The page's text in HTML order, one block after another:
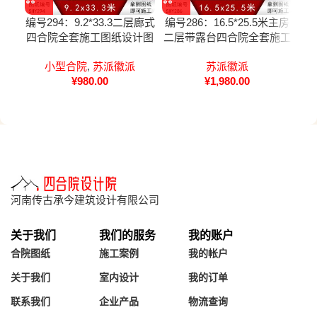
编号294：9.2*33.3二层廊式
四合院全套施工图纸设计图
小型合院, 苏派徽派
¥980.00
编号286：16.5*25.5米主房
二层带露台四合院全套施工
苏派徽派
¥1,980.00
河南传古承今建筑设计有限公司
关于我们
合院图纸
关于我们
联系我们
我们的服务
施工案例
室内设计
企业产品
我的账户
我的帐户
我的订单
物流查询